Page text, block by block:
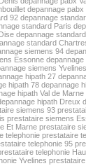
depannage pabx
92 depannage
standard Paris
depannage
standard
siemens 94
Essonne depannage
siemens Yvelines
hipath 27
hipath 78 depannage
hipath Val de Marne
hipath Dreux
siemens 93
prestataire siemens
Et Marne prestataire
telephonie prestataire
telephonie 95
telephonie
Yvelines